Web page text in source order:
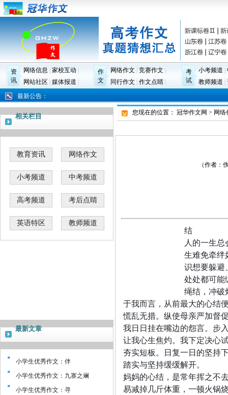
资
讯
网络信息 家校互动
作
文
网络作文 竞赛作文
考
试
小考频道
网站社区
媒体报道 同行作文 作文点睛 教师频道
最新公告：
相关栏目
教育资讯 网络作文
小考频道 中考频道
高考频道 考后点睛
英语特区 教师频道
最新文章
小学生优秀作文：伴
小学生优秀作文：九寨之斓
小学生优秀作文：寻
您现在的位置： 冠华作文网 > 网络
（作者：
结
人的一生
生难免牵绊
识想要躲避
处处都可能
绳结，冲破
于我而言，从前最大的心结
慌乱无措。纵使母亲严加督
我日日挂在嘴边的怨言。步
让我心生焦灼。我下定决心
夯实短板。日复一日的坚持
踏实与坚持缓缓解开。
妈妈的心结，是常年挥之不
易减掉几斤体重，一顿火锅